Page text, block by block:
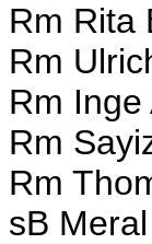
Rm Rita
Rm
Rm
Rm
Rm
sB